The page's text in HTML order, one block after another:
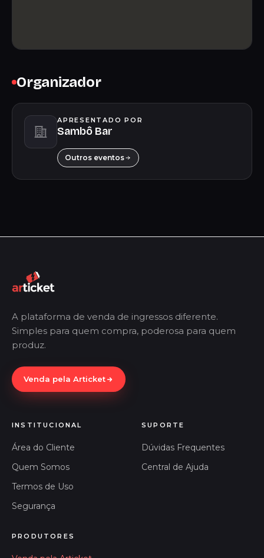
Organizador
APRESENTADO POR
Sambô Bar
Outros eventos
A plataforma de venda de ingressos diferente.
Simples para quem compra, poderosa para quem
produz.
Venda pela Articket
INSTITUCIONAL
Área do Cliente
Quem Somos
Termos de Uso
Segurança
SUPORTE
Dúvidas Frequentes
Central de Ajuda
PRODUTORES